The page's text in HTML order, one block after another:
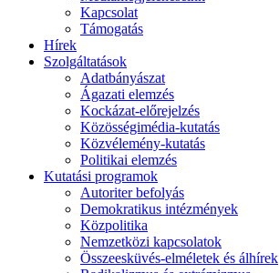
Kapcsolat
Támogatás
Hírek
Szolgáltatások
Adatbányászat
Ágazati elemzés
Kockázat-előrejelzés
Közösségimédia-kutatás
Közvélemény-kutatás
Politikai elemzés
Kutatási programok
Autoriter befolyás
Demokratikus intézmények
Közpolitika
Nemzetközi kapcsolatok
Összeesküvés-elméletek és álhírek